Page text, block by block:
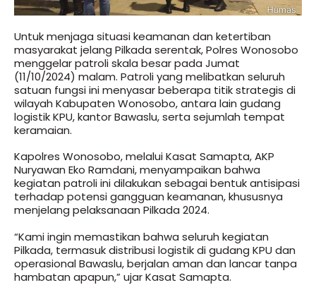
Untuk menjaga situasi keamanan dan ketertiban
masyarakat jelang Pilkada serentak, Polres Wonosobo
menggelar patroli skala besar pada Jumat
(11/10/2024) malam. Patroli yang melibatkan seluruh
satuan fungsi ini menyasar beberapa titik strategis di
wilayah Kabupaten Wonosobo, antara lain gudang
logistik KPU, kantor Bawaslu, serta sejumlah tempat
keramaian.
Kapolres Wonosobo, melalui Kasat Samapta, AKP
Nuryawan Eko Ramdani, menyampaikan bahwa
kegiatan patroli ini dilakukan sebagai bentuk antisipasi
terhadap potensi gangguan keamanan, khususnya
menjelang pelaksanaan Pilkada 2024.
“Kami ingin memastikan bahwa seluruh kegiatan
Pilkada, termasuk distribusi logistik di gudang KPU dan
operasional Bawaslu, berjalan aman dan lancar tanpa
hambatan apapun,” ujar Kasat Samapta.